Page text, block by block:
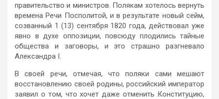
правительство и министров. Полякам хотелось вернуть
времена Речи Посполитой, и в результате новый сейм,
созванный 1 (13) сентября 1820 года, действовал уже
явно в духе оппозиции, повсюду плодились тайные
общества и заговоры, и это страшно разгневало
Александра I.
В своей речи, отмечая, что поляки сами мешают
восстановлению своей родины, российский император
заявил о том, что хочет даже отменить Конституцию,